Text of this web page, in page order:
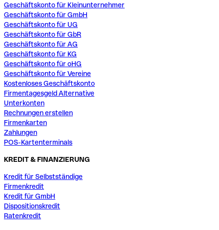
Geschäftskonto für Kleinunternehmer
Geschäftskonto für GmbH
Geschäftskonto für UG
Geschäftskonto für GbR
Geschäftskonto für AG
Geschäftskonto für KG
Geschäftskonto für oHG
Geschäftskonto für Vereine
Kostenloses Geschäftskonto
Firmentagesgeld Alternative
Unterkonten
Rechnungen erstellen
Firmenkarten
Zahlungen
POS-Kartenterminals
KREDIT & FINANZIERUNG
Kredit für Selbstständige
Firmenkredit
Kredit für GmbH
Dispositionskredit
Ratenkredit